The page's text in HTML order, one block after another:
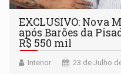
EXCLUSIVO: Nova
após Barões da
R$ 550 mil
Interior 23 de Julho